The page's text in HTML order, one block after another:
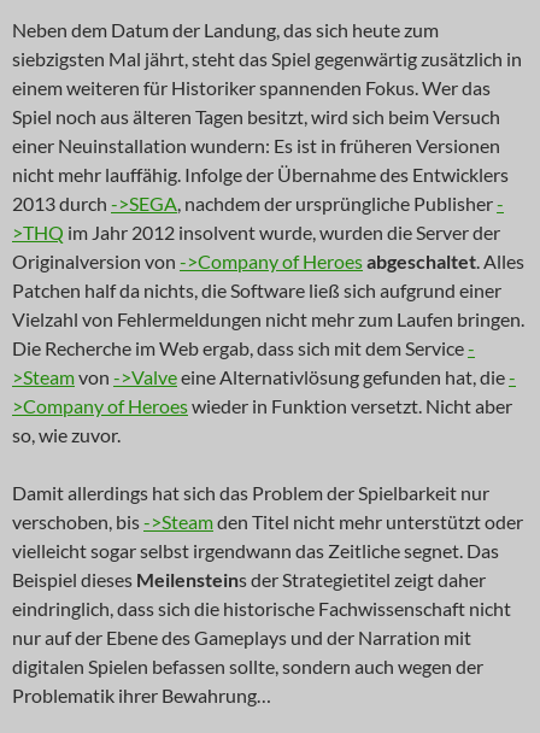
Neben dem Datum der Landung, das sich heute zum
siebzigsten Mal jährt, steht das Spiel gegenwärtig zusätzlich in
einem weiteren für Historiker spannenden Fokus. Wer das
Spiel noch aus älteren Tagen besitzt, wird sich beim Versuch
einer Neuinstallation wundern: Es ist in früheren Versionen
nicht mehr lauffähig. Infolge der Übernahme des Entwicklers
2013 durch ->SEGA, nachdem der ursprüngliche Publisher-
>THQ im Jahr 2012 insolvent wurde, wurden die Server der
Originalversion von ->Company of Heroesabgeschaltet. Alles
Patchen half da nichts, die Software ließ sich aufgrund einer
Vielzahl von Fehlermeldungen nicht mehr zum Laufen bringen.
Die Recherche im Web ergab, dass sich mit dem Service-
>Steamvon ->Valveeine Alternativlösung gefunden hat, die-
>Company of Heroeswieder in Funktion versetzt. Nicht aber
so, wie zuvor.
Damit allerdings hat sich das Problem der Spielbarkeit nur
verschoben, bis->Steamden Titel nicht mehr unterstützt oder
vielleicht sogar selbst irgendwann das Zeitliche segnet. Das
Beispiel dieses Meilensteins der Strategietitel zeigt daher
eindringlich, dass sich die historische Fachwissenschaft nicht
nur auf der Ebene des Gameplays und der Narration mit
digitalen Spielen befassen sollte, sondern auch wegen der
Problematik ihrer Bewahrung…